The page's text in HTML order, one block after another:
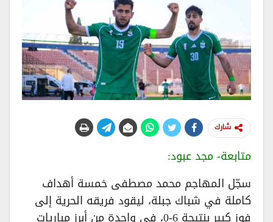
شارك
متابعة- مجد عبود:
سجّل المهاجم محمد مصطفى خمسة أهداف
كاملة في شباك جبلة، ليقود فريقه الحرية إلى
فوز كبير بنتيجة 6-0، في واحدة من أبرز مباريات